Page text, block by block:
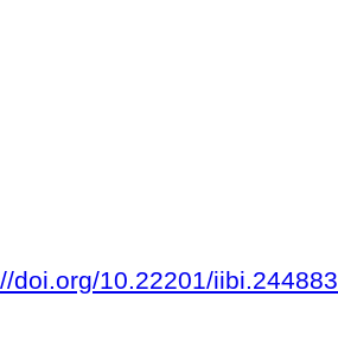
doi.org/10.22201/